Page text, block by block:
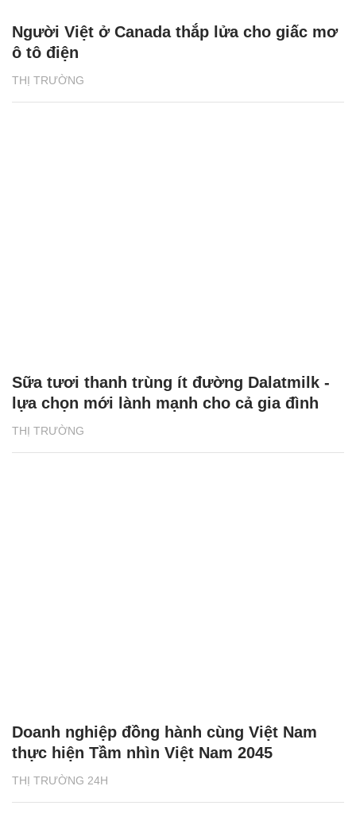
THỊ TRƯỜNG
Người Việt ở Canada thắp lửa cho giấc mơ
ô tô điện
THỊ TRƯỜNG
Sữa tươi thanh trùng ít đường Dalatmilk -
lựa chọn mới lành mạnh cho cả gia đình
THỊ TRƯỜNG 24H
Doanh nghiệp đồng hành cùng Việt Nam
thực hiện Tầm nhìn Việt Nam 2045